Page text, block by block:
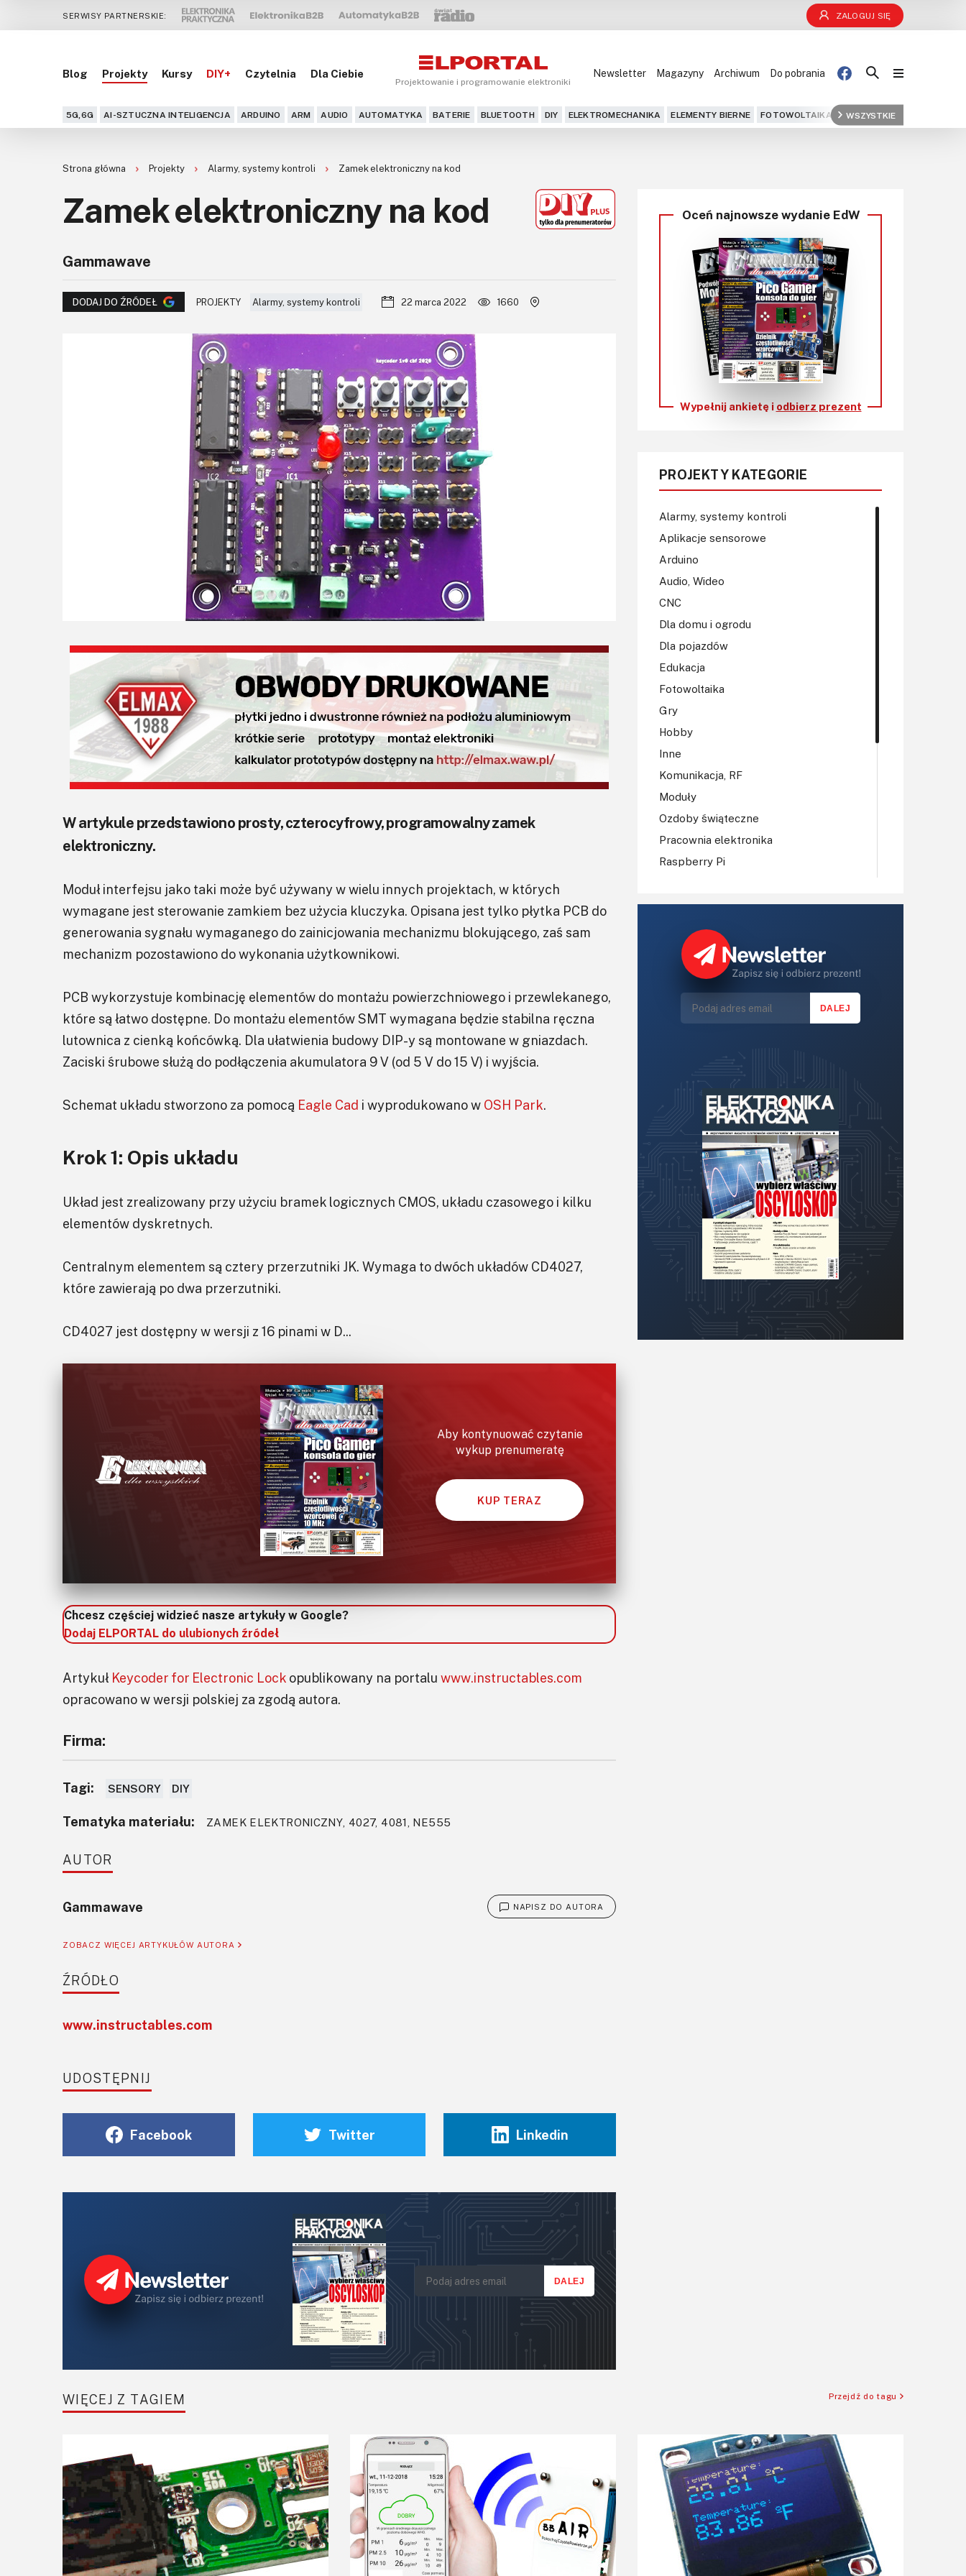
SERWISY PARTNERSKIE: ZALOGUJ SIĘ
Blog Projekty Kursy DIY+ Czytelnia Dla Ciebie
Projektowanie i programowanie elektroniki
Newsletter Magazyny Archiwum Do pobrania
5G,6G AI-SZTUCZNA INTELIGENCJA ARDUINO ARM AUDIO AUTOMATYKA BATERIE BLUETOOTH DIY ELEKTROMECHANIKA ELEMENTY BIERNE FOTOWOLTAIKA FPGA GPS
WSZYSTKIE
Blog
DIY+
Czytelnia
Dla Ciebie
KITy AVT
Kontakt
Do pobrania
Strona główna Projekty Alarmy, systemy kontroli Zamek elektroniczny na kod
Zamek elektroniczny na kod
Gammawave
DODAJ DO ŹRÓDEŁ PROJEKTY Alarmy, systemy kontroli 22 marca 2022 1660
W artykule przedstawiono prosty, czterocyfrowy, programowalny zamek
elektroniczny.
Moduł interfejsu jako taki może być używany w wielu innych projektach, w których
wymagane jest sterowanie zamkiem bez użycia kluczyka. Opisana jest tylko płytka PCB do
generowania sygnału wymaganego do zainicjowania mechanizmu blokującego, zaś sam
mechanizm pozostawiono do wykonania użytkownikowi.
PCB wykorzystuje kombinację elementów do montażu powierzchniowego i przewlekanego,
które są łatwo dostępne. Do montażu elementów SMT wymagana będzie stabilna ręczna
lutownica z cienką końcówką. Dla ułatwienia budowy DIP-y są montowane w gniazdach.
Zaciski śrubowe służą do podłączenia akumulatora 9 V (od 5 V do 15 V) i wyjścia.
Schemat układu stworzono za pomocą Eagle Cad i wyprodukowano w OSH Park.
Krok 1: Opis układu
Układ jest zrealizowany przy użyciu bramek logicznych CMOS, układu czasowego i kilku
elementów dyskretnych.
Centralnym elementem są cztery przerzutniki JK. Wymaga to dwóch układów CD4027,
które zawierają po dwa przerzutniki.
CD4027 jest dostępny w wersji z 16 pinami w D...
Aby kontynuować czytanie
wykup prenumeratę
KUP TERAZ
Chcesz częściej widzieć nasze artykuły w Google?
Dodaj ELPORTAL do ulubionych źródeł
Artykuł Keycoder for Electronic Lock opublikowany na portalu www.instructables.com
opracowano w wersji polskiej za zgodą autora.
Firma:
Tagi: SENSORY DIY
Tematyka materiału: ZAMEK ELEKTRONICZNY, 4027, 4081, NE555
AUTOR
Gammawave NAPISZ DO AUTORA
ZOBACZ WIĘCEJ ARTYKUŁÓW AUTORA
ŹRÓDŁO
www.instructables.com
UDOSTĘPNIJ
Facebook Twitter Linkedin
Oceń najnowsze wydanie EdW
Wypełnij ankietę i odbierz prezent
PROJEKTY KATEGORIE
Alarmy, systemy kontroli
Aplikacje sensorowe
Arduino
Audio, Wideo
CNC
Dla domu i ogrodu
Dla pojazdów
Edukacja
Fotowoltaika
Gry
Hobby
Inne
Komunikacja, RF
Moduły
Ozdoby świąteczne
Pracownia elektronika
Raspberry Pi
Robotyka
Sterowniki silników
Światło
Technika μP, μC, PLD
Termometry i termostaty
WIĘCEJ Z TAGIEM Przejdź do tagu